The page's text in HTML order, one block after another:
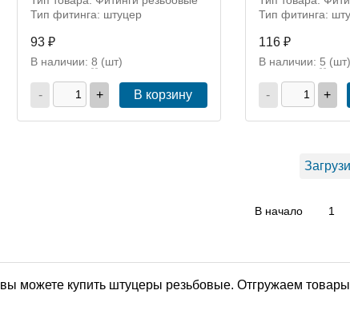
Тип фитинга: штуцер
93 ₽
В наличии: 8 (шт)
- + В корзину
Тип фитинга:
116 ₽
В наличии: 5 (шт)
- +
В начало 1
вы можете купить штуцеры резьбовые. Отгружаем